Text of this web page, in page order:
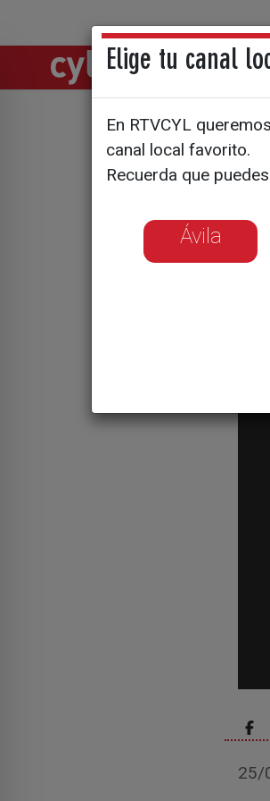
25/
Elige tu canal
En RTVCYL
canal local favorito.
Recuerda que
Ávila